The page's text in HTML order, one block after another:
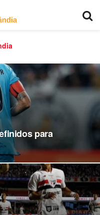
para